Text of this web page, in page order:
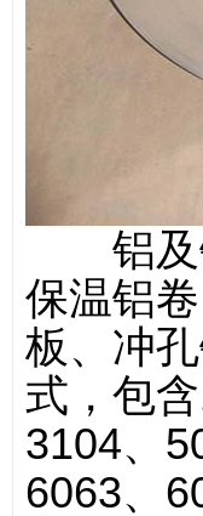
铝及铝
保温铝
板、冲
式，包
3104、
6063、